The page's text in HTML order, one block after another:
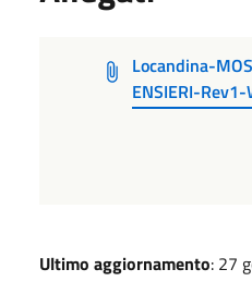
Locandina-
ENSIERI-Rev1-
Ultimo aggiornamento: 27